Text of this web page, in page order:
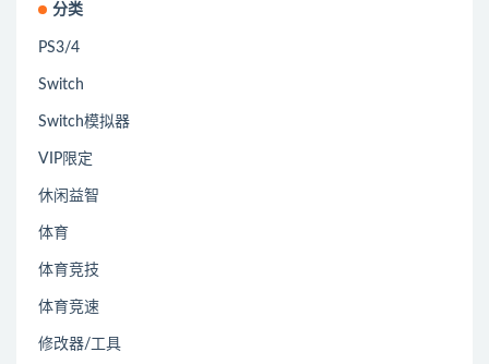
分类
PS3/4
Switch
Switch模拟器
VIP限定
休闲益智
体育
体育竞技
体育竞速
修改器/工具